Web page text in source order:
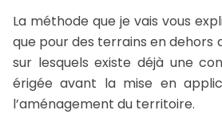
La méthode que je vais vous
que pour des terrains en dehors
sur lesquels existe déjà une
érigée avant la mise en
l’aménagement du territoire.